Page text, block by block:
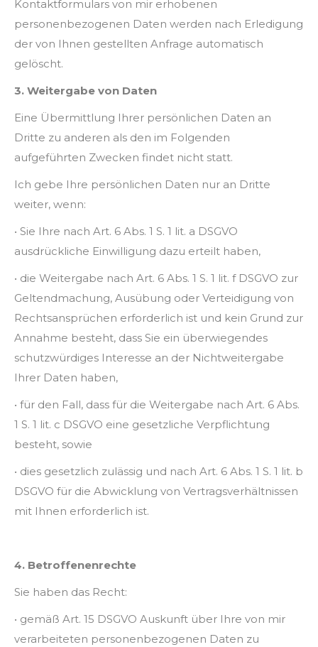
Kontaktformulars von mir erhobenen
personenbezogenen Daten werden nach Erledigung
der von Ihnen gestellten Anfrage automatisch
gelöscht.
3. Weitergabe von Daten
Eine Übermittlung Ihrer persönlichen Daten an
Dritte zu anderen als den im Folgenden
aufgeführten Zwecken findet nicht statt.
Ich gebe Ihre persönlichen Daten nur an Dritte
weiter, wenn:
• Sie Ihre nach Art. 6 Abs. 1 S. 1 lit. a DSGVO
ausdrückliche Einwilligung dazu erteilt haben,
• die Weitergabe nach Art. 6 Abs. 1 S. 1 lit. f DSGVO zur
Geltendmachung, Ausübung oder Verteidigung von
Rechtsansprüchen erforderlich ist und kein Grund zur
Annahme besteht, dass Sie ein überwiegendes
schutzwürdiges Interesse an der Nichtweitergabe
Ihrer Daten haben,
• für den Fall, dass für die Weitergabe nach Art. 6 Abs.
1 S. 1 lit. c DSGVO eine gesetzliche Verpflichtung
besteht, sowie
• dies gesetzlich zulässig und nach Art. 6 Abs. 1 S. 1 lit. b
DSGVO für die Abwicklung von Vertragsverhältnissen
mit Ihnen erforderlich ist.
4. Betroffenenrechte
Sie haben das Recht:
• gemäß Art. 15 DSGVO Auskunft über Ihre von mir
verarbeiteten personenbezogenen Daten zu